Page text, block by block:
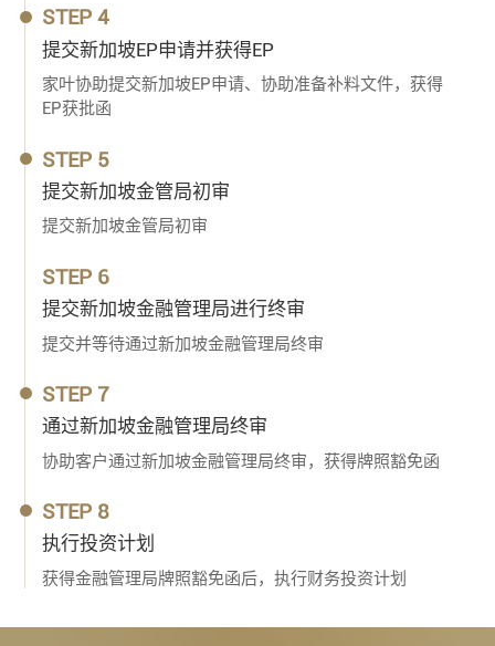
STEP 4
提交新加坡EP申请并获得EP
家叶协助提交新加坡EP申请、协助准备补料文件，获得
EP获批函
STEP 5
提交新加坡金管局初审
提交新加坡金管局初审
STEP 6
提交新加坡金融管理局进行终审
提交并等待通过新加坡金融管理局终审
STEP 7
通过新加坡金融管理局终审
协助客户通过新加坡金融管理局终审，获得牌照豁免函
STEP 8
执行投资计划
获得金融管理局牌照豁免函后，执行财务投资计划